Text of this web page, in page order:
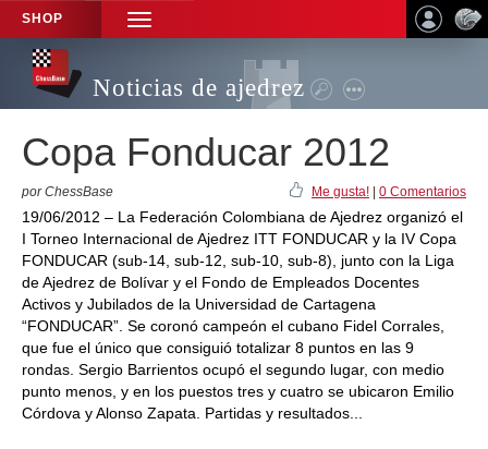
SHOP
TOGGLE
NAVIGATION
Noticias de ajedrez
Copa Fonducar 2012
por ChessBase Me gusta! 0 Comentarios
19/06/2012 – La Federación Colombiana de Ajedrez organizó el
I Torneo Internacional de Ajedrez ITT FONDUCAR y la IV Copa
FONDUCAR (sub-14, sub-12, sub-10, sub-8), junto con la Liga
de Ajedrez de Bolívar y el Fondo de Empleados Docentes
Activos y Jubilados de la Universidad de Cartagena
“FONDUCAR”. Se coronó campeón el cubano Fidel Corrales,
que fue el único que consiguió totalizar 8 puntos en las 9
rondas. Sergio Barrientos ocupó el segundo lugar, con medio
punto menos, y en los puestos tres y cuatro se ubicaron Emilio
Córdova y Alonso Zapata. Partidas y resultados...